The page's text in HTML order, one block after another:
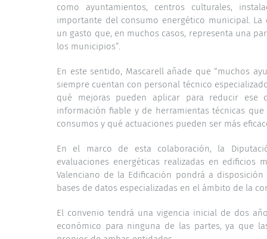
como ayuntamientos, centros culturales,
importante del consumo energético municipal.
un gasto que, en muchos casos, representa una
los municipios”.
En este sentido, Mascarell añade que “muchos
siempre cuentan con personal técnico
qué mejoras pueden aplicar para reducir
información fiable y de herramientas técnicas
consumos y qué actuaciones pueden ser más
En el marco de esta colaboración, la
evaluaciones energéticas realizadas en
Valenciano de la Edificación pondrá a
bases de datos especializadas en el ámbito de la
El convenio tendrá una vigencia inicial de dos
económico para ninguna de las partes, ya que